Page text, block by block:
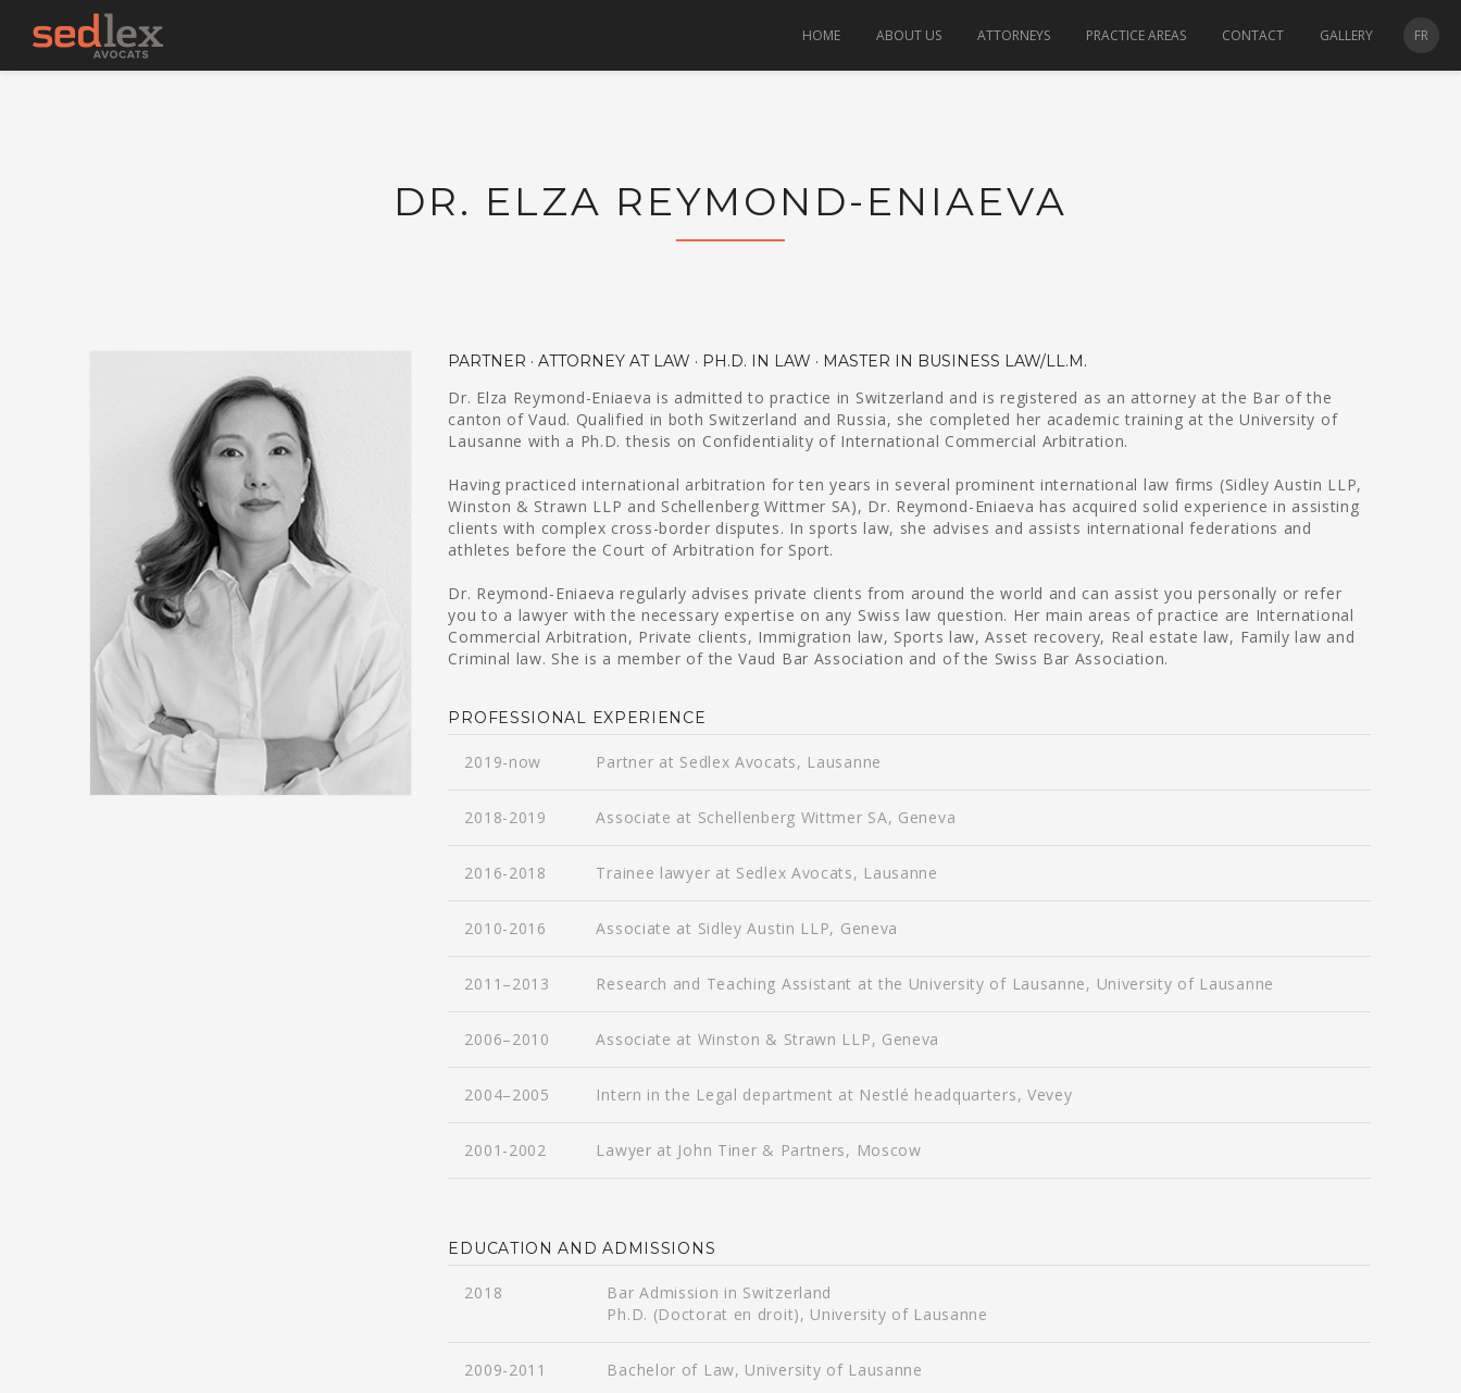
HOME ABOUT US ATTORNEYS PRACTICE AREAS CONTACT GALLERY FR
DR. ELZA REYMOND-ENIAEVA
PARTNER · ATTORNEY AT LAW · PH.D. IN LAW · MASTER IN BUSINESS LAW/LL.M.
Dr. Elza Reymond-Eniaeva is admitted to practice in Switzerland and is registered as an attorney at the Bar of the
canton of Vaud. Qualified in both Switzerland and Russia, she completed her academic training at the University of
Lausanne with a Ph.D. thesis on Confidentiality of International Commercial Arbitration.
Having practiced international arbitration for ten years in several prominent international law firms (Sidley Austin LLP,
Winston & Strawn LLP and Schellenberg Wittmer SA), Dr. Reymond-Eniaeva has acquired solid experience in assisting
clients with complex cross-border disputes. In sports law, she advises and assists international federations and
athletes before the Court of Arbitration for Sport.
Dr. Reymond-Eniaeva regularly advises private clients from around the world and can assist you personally or refer
you to a lawyer with the necessary expertise on any Swiss law question. Her main areas of practice are International
Commercial Arbitration, Private clients, Immigration law, Sports law, Asset recovery, Real estate law, Family law and
Criminal law. She is a member of the Vaud Bar Association and of the Swiss Bar Association.
PROFESSIONAL EXPERIENCE
2019-now Partner at Sedlex Avocats, Lausanne
2018-2019 Associate at Schellenberg Wittmer SA, Geneva
2016-2018 Trainee lawyer at Sedlex Avocats, Lausanne
2010-2016 Associate at Sidley Austin LLP, Geneva
2011–2013 Research and Teaching Assistant at the University of Lausanne, University of Lausanne
2006–2010 Associate at Winston & Strawn LLP, Geneva
2004–2005 Intern in the Legal department at Nestlé headquarters, Vevey
2001-2002 Lawyer at John Tiner & Partners, Moscow
EDUCATION AND ADMISSIONS
2018
Bar Admission in Switzerland
Ph.D. (Doctorat en droit), University of Lausanne
2009-2011 Bachelor of Law, University of Lausanne